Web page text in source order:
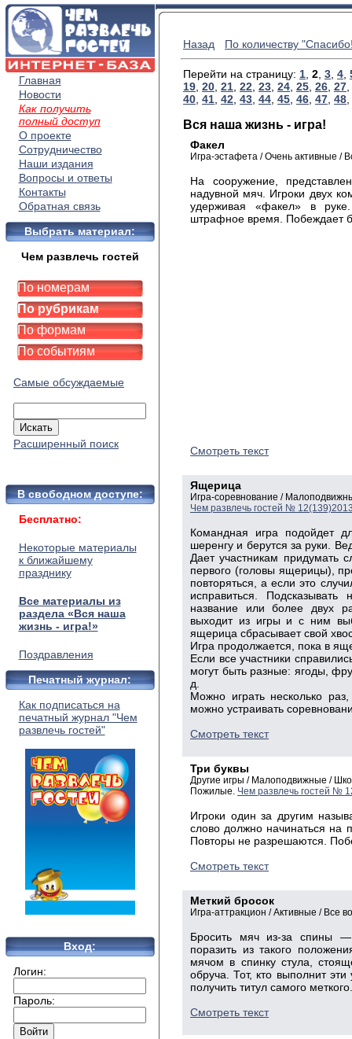
Главная
Новости
Как получить
полный доступ
О проекте
Сотрудничество
Наши издания
Вопросы и ответы
Контакты
Обратная связь
Выбрать материал:
Чем развлечь гостей
По номерам
По рубрикам
По формам
По событиям
Самые обсуждаемые
Расширенный поиск
В свободном доступе:
Бесплатно:
Некоторые материалы
к ближайшему
празднику
Все материалы из
раздела «Вся наша
жизнь - игра!»
Поздравления
Печатный журнал:
Как подписаться на
печатный журнал "Чем
развлечь гостей"
Вход:
Логин:
Пароль:
Назад По количеству
Перейти на страницу: 1 2 3 4
19 20 21 22 23 24 25 26 27
40 41 42 43 44 45 46 47 48
Вся наша жизнь - игра!
Факел
Игра-эстафета / Очень активные /
На сооружение,
надувной мяч. Игроки двух
удерживая «факел» в
штрафное время. Побеждает
Смотреть текст
Ящерица
Игра-соревнование /
Чем развлечь гостей №
Командная игра подойдет
шеренгу и берутся за руки.
Дает участникам придумать
первого (головы ящерицы),
повторяться, а если это
исправиться.
название или более двух
выходит из игры и с ним
ящерица сбрасывает свой
Игра продолжается, пока в
Если все участники
могут быть разные: ягоды,
д.
Можно играть несколько
можно устраивать
Смотреть текст
Три буквы
Другие игры / Малоподвижные /
Пожилые. Чем развлечь гостей №
Игроки один за другим
слово должно начинаться на
Повторы не разрешаются.
Смотреть текст
Меткий бросок
Игра-аттракцион / Активные / Все
Бросить мяч из-за спины
поразить из такого
мячом в спинку стула,
обруча. Тот, кто выполнит
получить титул самого меткого.
Смотреть текст